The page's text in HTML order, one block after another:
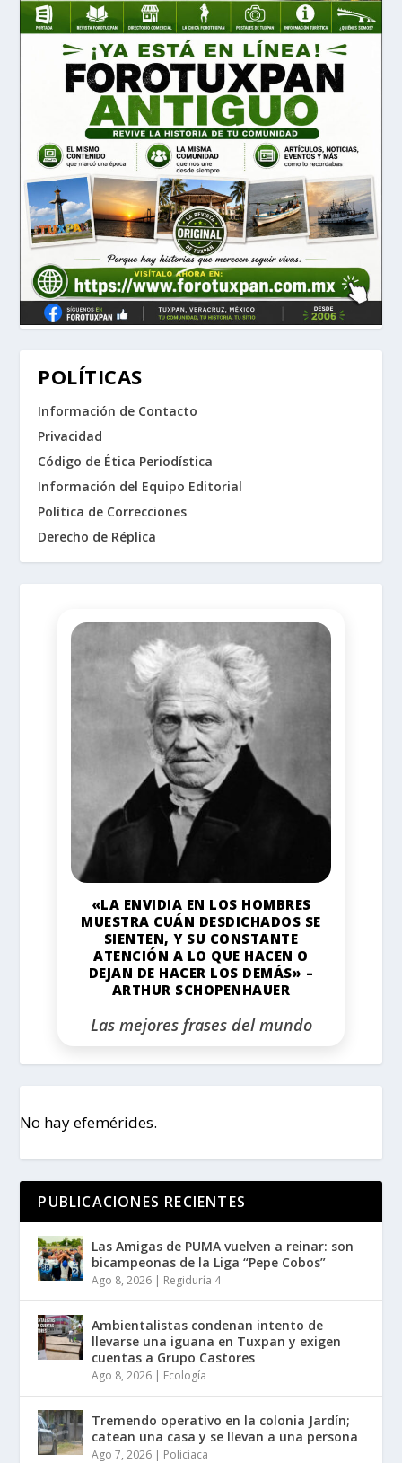
POLÍTICAS
Información de Contacto
Privacidad
Código de Ética Periodística
Información del Equipo Editorial
Política de Correcciones
Derecho de Réplica
«LA ENVIDIA EN LOS HOMBRES
MUESTRA CUÁN DESDICHADOS SE
SIENTEN, Y SU CONSTANTE
ATENCIÓN A LO QUE HACEN O
DEJAN DE HACER LOS DEMÁS» –
ARTHUR SCHOPENHAUER
Las mejores frases del mundo
No hay efemérides.
PUBLICACIONES RECIENTES
Las Amigas de PUMA vuelven a reinar: son
bicampeonas de la Liga “Pepe Cobos”
Ago 8, 2026 | Regiduría 4
Ambientalistas condenan intento de
llevarse una iguana en Tuxpan y exigen
cuentas a Grupo Castores
Ago 8, 2026 | Ecología
Tremendo operativo en la colonia Jardín;
catean una casa y se llevan a una persona
Ago 7, 2026 | Policiaca